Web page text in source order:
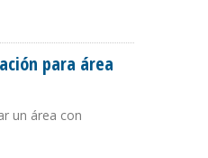
para área
un área con